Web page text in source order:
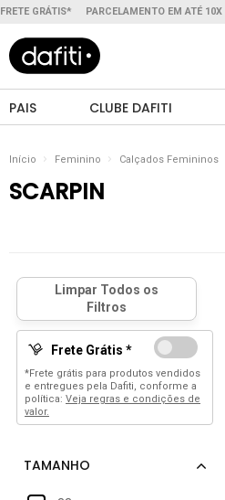
FRETE GRÁTIS* PARCELAMENTO EM ATÉ 10X
PAIS CLUBE DAFITI
Início Feminino Calçados Femininos
SCARPIN
Frete Grátis *
*Frete grátis para produtos vendidos
e entregues pela Dafiti, conforme a
política: Veja regras e condições de
valor.